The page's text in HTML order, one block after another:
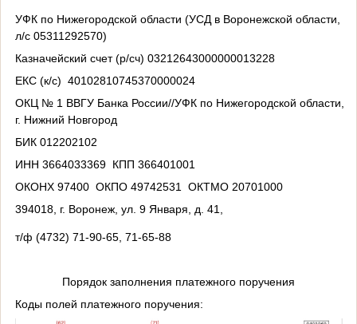
УФК по Нижегородской области (УСД в Воронежской области,
л/с 05311292570)
Казначейский счет (р/сч) 03212643000000013228
ЕКС (к/с) 40102810745370000024
ОКЦ № 1 ВВГУ Банка России//УФК по Нижегородской области,
г. Нижний Новгород
БИК 012202102
ИНН 3664033369 КПП 366401001
ОКОНХ 97400 ОКПО 49742531 ОКТМО 20701000
394018, г. Воронеж, ул. 9 Января, д. 41,
т/ф (4732) 71-90-65, 71-65-88
Порядок заполнения платежного поручения
Коды полей платежного поручения: